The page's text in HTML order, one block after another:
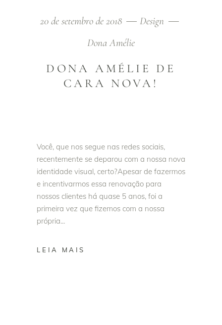
20 de setembro de 2018
Design
Dona Amélie
DONA AMÉLIE DE
CARA NOVA!
Você, que nos segue nas redes sociais,
recentemente se deparou com a nossa nova
identidade visual, certo?Apesar de fazermos
e incentivarmos essa renovação para
nossos clientes há quase 5 anos, foi a
primeira vez que fizemos com a nossa
própria
LEIA MAIS